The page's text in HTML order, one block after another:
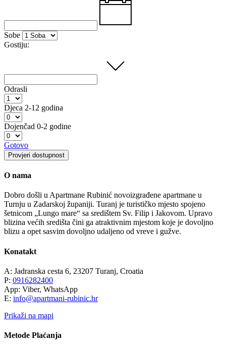
Sobe
Gostiju:
Odrasli
Djeca 2-12 godina
Dojenčad 0-2 godine
Gotovo
Provjeri dostupnost
O nama
Dobro došli u Apartmane Rubinić novoizgrađene apartmane u
Turnju u Zadarskoj županiji. Turanj je turističko mjesto spojeno
šetnicom „Lungo mare“ sa središtem Sv. Filip i Jakovom. Upravo
blizina većih središta čini ga atraktivnim mjestom koje je dovoljno
blizu a opet sasvim dovoljno udaljeno od vreve i gužve.
Konatakt
A: Jadranska cesta 6, 23207 Turanj, Croatia
P: 0916282400
App: Viber, WhatsApp
E: info@apartmani-rubinic.hr
Prikaži na mapi
Metode Plaćanja